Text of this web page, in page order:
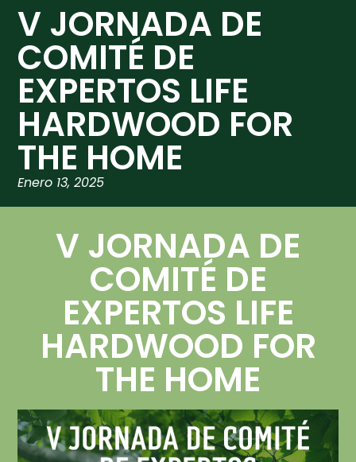
V JORNADA DE
COMITÉ DE
EXPERTOS LIFE
HARDWOOD FOR
THE HOME
Enero 13, 2025
V JORNADA DE
COMITÉ DE
EXPERTOS LIFE
HARDWOOD FOR
THE HOME